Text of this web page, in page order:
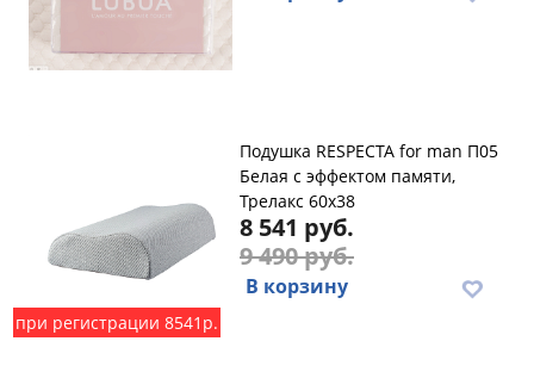
при регистрации 8541р.
Подушка RESPECTA for man П05
Белая с эффектом памяти,
Трелакс 60х38
8 541 руб.
9 490 руб.
В корзину